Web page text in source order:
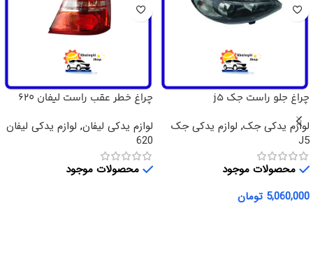
چراغ جلو راست جک j5
لوازم یدکی جک, لوازم یدکی جک
J5
محصولات موجود
5,060,000 تومان
چراغ خطر عقب راست لیفان 620
لوازم یدکی لیفان, لوازم یدکی لیفان
620
محصولات موجود